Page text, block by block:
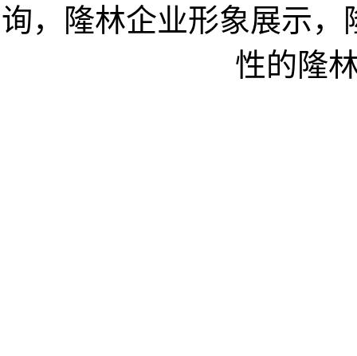
询，隆林企业形象展示
性的隆